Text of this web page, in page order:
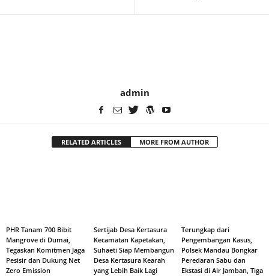
admin
RELATED ARTICLES MORE FROM AUTHOR
PHR Tanam 700 Bibit
Mangrove di Dumai,
Tegaskan Komitmen Jaga
Pesisir dan Dukung Net
Zero Emission
Sertijab Desa Kertasura
Kecamatan Kapetakan,
Suhaeti Siap Membangun
Desa Kertasura Kearah
yang Lebih Baik Lagi
Terungkap dari
Pengembangan Kasus,
Polsek Mandau Bongkar
Peredaran Sabu dan
Ekstasi di Air Jamban, Tiga